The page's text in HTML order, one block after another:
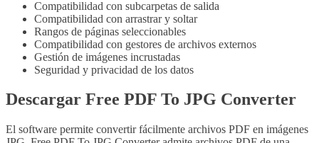
Compatibilidad con subcarpetas de salida
Compatibilidad con arrastrar y soltar
Rangos de páginas seleccionables
Compatibilidad con gestores de archivos externos
Gestión de imágenes incrustadas
Seguridad y privacidad de los datos
Descargar Free PDF To JPG Converter
El software permite convertir fácilmente archivos PDF en imágenes